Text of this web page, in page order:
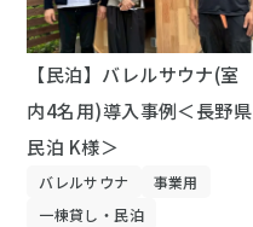
【民泊】バレルサウナ(室
内4名用)導入事例＜長野県
民泊 K様＞
バレルサウナ
事業用
一棟貸し・民泊